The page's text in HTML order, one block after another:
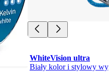
WhiteVision ultra
Biały kolor i stylowy